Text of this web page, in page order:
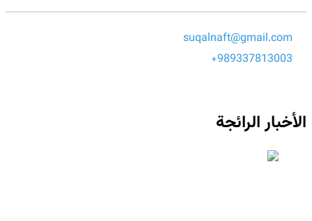
suqalnaft@gmail.com
989337813003+
الأخبار الرائجة